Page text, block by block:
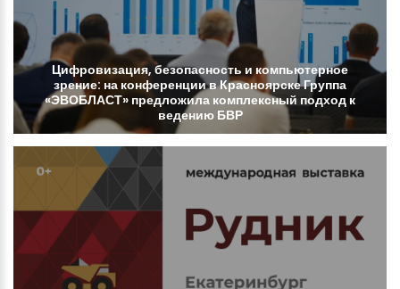
Цифровизация, безопасность и компьютерное
зрение: на конференциивКрасноярскеГруппа
«ЭВОБЛАСТ» предложила комплексный подход к
ведению БВР